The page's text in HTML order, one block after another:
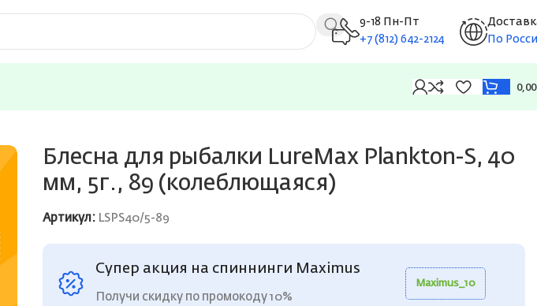
9-18 Пн-Пт
+7 (812) 642-2124
По
Блесна для рыбалки LureMax Plankton-S, 40
мм, 5г., 89 (колеблющаяся)
Артикул: LSPS40/5-89
Супер акция на спиннинги Maximus
Получи скидку по промокоду 10%
Maximus_10